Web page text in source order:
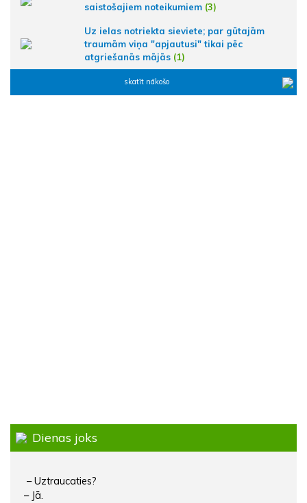
saistošajiem noteikumiem (3)
Uz ielas notriekta sieviete; par gūtajām
traumām viņa "apjautusi" tikai pēc
atgriešanās mājās (1)
skatīt nākošo
Dienas joks
– Uztraucaties?
– Jā.